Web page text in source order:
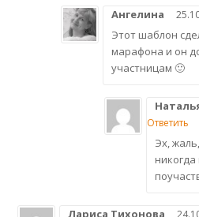
Ангелина
Этот шаблон
марафона и он
участницам 🙂
Ответить
Эх,
Лариса Тихонова